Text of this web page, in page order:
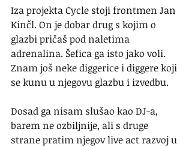
Iza projekta Cycle stoji frontmen Jan
Kinčl. On je dobar drug s kojim o
glazbi pričaš pod naletima
adrenalina. Šefica ga isto jako voli.
Znam još neke diggerice i diggere koji
se kunu u njegovu glazbu i izvedbu.
Dosad ga nisam slušao kao DJ-a,
barem ne ozbiljnije, ali s druge
strane pratim njegov live act razvoj u